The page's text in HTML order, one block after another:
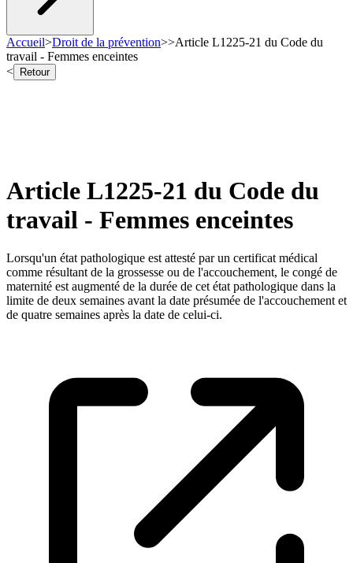
Accueil>Droit de la prévention>>Article L1225-21 du Code du
travail - Femmes enceintes
<
Retour
Article L1225-21 du Code du
travail - Femmes enceintes
Lorsqu'un état pathologique est attesté par un certificat médical
comme résultant de la grossesse ou de l'accouchement, le congé de
maternité est augmenté de la durée de cet état pathologique dans la
limite de deux semaines avant la date présumée de l'accouchement et
de quatre semaines après la date de celui-ci.